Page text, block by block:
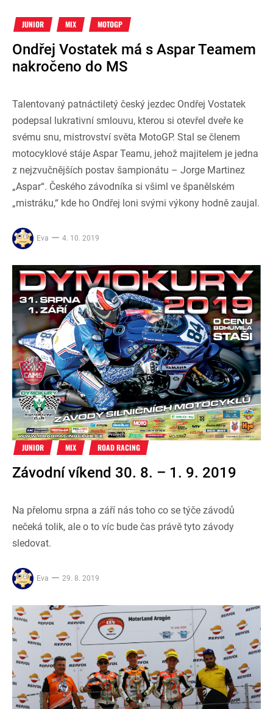
JUNIOR MIX MOTOGP
Ondřej Vostatek má s Aspar Teamem
nakročeno do MS
Talentovaný patnáctiletý český jezdec Ondřej Vostatek
podepsal lukrativní smlouvu, kterou si otevřel dveře ke
svému snu, mistrovství světa MotoGP. Stal se členem
motocyklové stáje Aspar Teamu, jehož majitelem je jedna
z nejzvučnějších postav šampionátu – Jorge Martinez
„Aspar“. Českého závodníka si všiml ve španělském
„mistráku,“ kde ho Ondřej loni svými výkony hodně zaujal.
Eva 4. 10. 2019
JUNIOR MIX ROAD RACING
Závodní víkend 30. 8. – 1. 9. 2019
Na přelomu srpna a září nás toho co se týče závodů
nečeká tolik, ale o to víc bude čas právě tyto závody
sledovat.
Eva 29. 8. 2019